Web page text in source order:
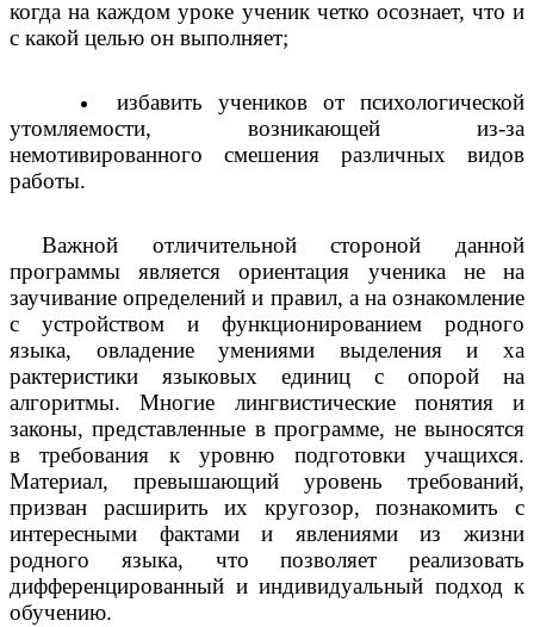
когда на каждом уроке ученик четко осознает, что и
с какой целью он выполняет;
избавить учеников от психологической
утомляемости, возникающей из-за
немотивированного смешения различных видов
работы.
Важной отличительной стороной данной
программы является ориентация ученика не на
заучивание определений и правил, а на ознакомление
с устройством и функционированием родного
языка, овладение умениями выделения и ха
рактеристики языковых единиц с опорой на
алгоритмы. Многие лингвистические понятия и
законы, представленные в программе, не выносятся
в требования к уровню подготовки учащихся.
Материал, превышающий уровень требований,
призван расширить их кругозор, познакомить с
интересными фактами и явлениями из жизни
родного языка, что позволяет реализовать
дифференцированный и индивидуальный подход к
обучению.